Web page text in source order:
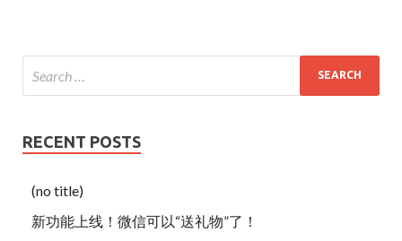
RECENT POSTS
(no title)
新功能上线！微信可以“送礼物”了！